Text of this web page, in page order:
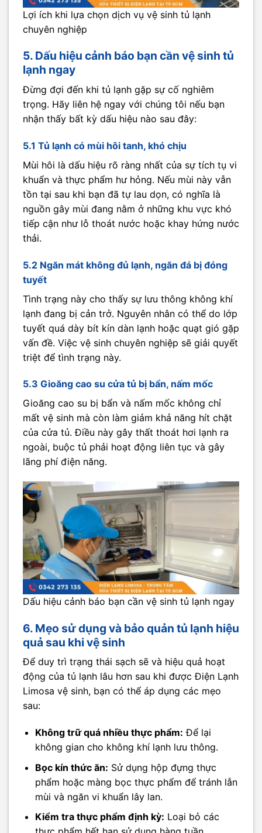
Lợi ích khi lựa chọn dịch vụ vệ sinh tủ lạnh
chuyên nghiệp
5. Dấu hiệu cảnh báo bạn cần vệ sinh tủ
lạnh ngay
Đừng đợi đến khi tủ lạnh gặp sự cố nghiêm
trọng. Hãy liên hệ ngay với chúng tôi nếu bạn
nhận thấy bất kỳ dấu hiệu nào sau đây:
5.1 Tủ lạnh có mùi hôi tanh, khó chịu
Mùi hôi là dấu hiệu rõ ràng nhất của sự tích tụ vi
khuẩn và thực phẩm hư hỏng. Nếu mùi này vẫn
tồn tại sau khi bạn đã tự lau dọn, có nghĩa là
nguồn gây mùi đang nằm ở những khu vực khó
tiếp cận như lỗ thoát nước hoặc khay hứng nước
thải.
5.2 Ngăn mát không đủ lạnh, ngăn đá bị đóng
tuyết
Tình trạng này cho thấy sự lưu thông không khí
lạnh đang bị cản trở. Nguyên nhân có thể do lớp
tuyết quá dày bít kín dàn lạnh hoặc quạt gió gặp
vấn đề. Việc vệ sinh chuyên nghiệp sẽ giải quyết
triệt để tình trạng này.
5.3 Gioăng cao su cửa tủ bị bẩn, nấm mốc
Gioăng cao su bị bẩn và nấm mốc không chỉ
mất vệ sinh mà còn làm giảm khả năng hít chặt
của cửa tủ. Điều này gây thất thoát hơi lạnh ra
ngoài, buộc tủ phải hoạt động liên tục và gây
lãng phí điện năng.
Dấu hiệu cảnh báo bạn cần vệ sinh tủ lạnh ngay
6. Mẹo sử dụng và bảo quản tủ lạnh hiệu
quả sau khi vệ sinh
Để duy trì trạng thái sạch sẽ và hiệu quả hoạt
động của tủ lạnh lâu hơn sau khi được Điện Lạnh
Limosa vệ sinh, bạn có thể áp dụng các mẹo
sau:
Không trữ quá nhiều thực phẩm: Để lại
không gian cho không khí lạnh lưu thông.
Bọc kín thức ăn: Sử dụng hộp đựng thực
phẩm hoặc màng bọc thực phẩm để tránh lẫn
mùi và ngăn vi khuẩn lây lan.
Kiểm tra thực phẩm định kỳ: Loại bỏ các